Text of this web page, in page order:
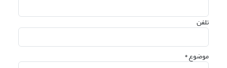
تلفن
موضوع *